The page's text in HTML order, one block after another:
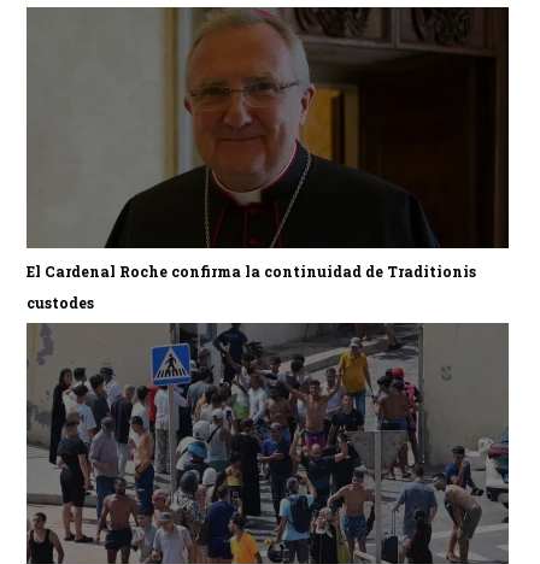
El Cardenal Roche confirma la continuidad de Traditionis
custodes